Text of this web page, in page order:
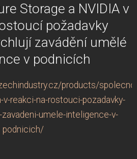
Storage a NVIDIA v
požadavky
zavádění umělé
v podnicích
products/
v-reakci-na-rostouci-pozadavky-
zavadeni-umele-inteligence-v-
podnicich/